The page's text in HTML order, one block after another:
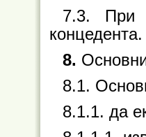
7.3. При
концедента.
8.
8.1.
8.1.1. да